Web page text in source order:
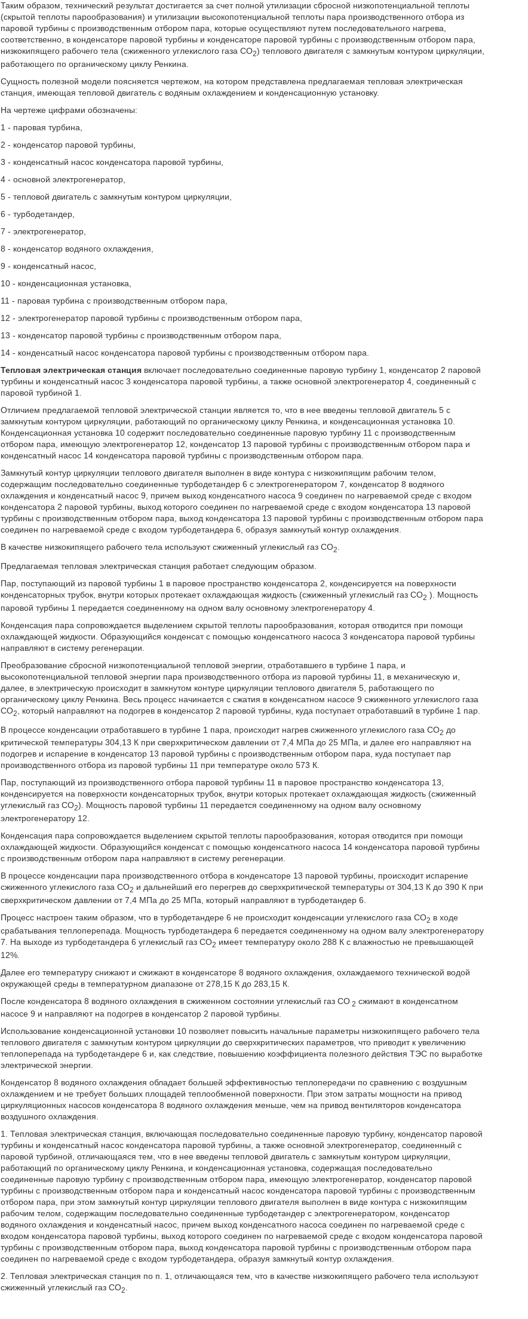
Таким образом, технический результат достигается за счет полной утилизации сбросной низкопотенциальной теплоты
(скрытой теплоты парообразования) и утилизации высокопотенциальной теплоты пара производственного отбора из
паровой турбины с производственным отбором пара, которые осуществляют путем последовательного нагрева,
соответственно, в конденсаторе паровой турбины и конденсаторе паровой турбины с производственным отбором пара,
низкокипящего рабочего тела (сжиженного углекислого газа CO2) теплового двигателя с замкнутым контуром циркуляции,
работающего по органическому циклу Ренкина.
Сущность полезной модели поясняется чертежом, на котором представлена предлагаемая тепловая электрическая
станция, имеющая тепловой двигатель с водяным охлаждением и конденсационную установку.
На чертеже цифрами обозначены:
1 - паровая турбина,
2 - конденсатор паровой турбины,
3 - конденсатный насос конденсатора паровой турбины,
4 - основной электрогенератор,
5 - тепловой двигатель с замкнутым контуром циркуляции,
6 - турбодетандер,
7 - электрогенератор,
8 - конденсатор водяного охлаждения,
9 - конденсатный насос,
10 - конденсационная установка,
11 - паровая турбина с производственным отбором пара,
12 - электрогенератор паровой турбины с производственным отбором пара,
13 - конденсатор паровой турбины с производственным отбором пара,
14 - конденсатный насос конденсатора паровой турбины с производственным отбором пара.
Тепловая электрическая станциявключает последовательно соединенные паровую турбину 1, конденсатор 2 паровой
турбины и конденсатный насос 3 конденсатора паровой турбины, а также основной электрогенератор 4, соединенный с
паровой турбиной 1.
Отличием предлагаемой тепловой электрической станции является то, что в нее введены тепловой двигатель 5 с
замкнутым контуром циркуляции, работающий по органическому циклу Ренкина, и конденсационная установка 10.
Конденсационная установка 10 содержит последовательно соединенные паровую турбину 11 с производственным
отбором пара, имеющую электрогенератор 12, конденсатор 13 паровой турбины с производственным отбором пара и
конденсатный насос 14 конденсатора паровой турбины с производственным отбором пара.
Замкнутый контур циркуляции теплового двигателя выполнен в виде контура с низкокипящим рабочим телом,
содержащим последовательно соединенные турбодетандер 6 с электрогенератором 7, конденсатор 8 водяного
охлаждения и конденсатный насос 9, причем выход конденсатного насоса 9 соединен по нагреваемой среде с входом
конденсатора 2 паровой турбины, выход которого соединен по нагреваемой среде с входом конденсатора 13 паровой
турбины с производственным отбором пара, выход конденсатора 13 паровой турбины с производственным отбором пара
соединен по нагреваемой среде с входом турбодетандера 6, образуя замкнутый контур охлаждения.
В качестве низкокипящего рабочего тела используют сжиженный углекислый газ CO2
Предлагаемая тепловая электрическая станция работает следующим образом.
Пар, поступающий из паровой турбины 1 в паровое пространство конденсатора 2, конденсируется на поверхности
конденсаторных трубок, внутри которых протекает охлаждающая жидкость (сжиженный углекислый газ CO2 ). Мощность
паровой турбины 1 передается соединенному на одном валу основному электрогенератору 4.
Конденсация пара сопровождается выделением скрытой теплоты парообразования, которая отводится при помощи
охлаждающей жидкости. Образующийся конденсат с помощью конденсатного насоса 3 конденсатора паровой турбины
направляют в систему регенерации.
Преобразование сбросной низкопотенциальной тепловой энергии, отработавшего в турбине 1 пара, и
высокопотенциальной тепловой энергии пара производственного отбора из паровой турбины 11, в механическую и,
далее, в электрическую происходит в замкнутом контуре циркуляции теплового двигателя 5, работающего по
органическому циклу Ренкина. Весь процесс начинается с сжатия в конденсатном насосе 9 сжиженного углекислого газа
CO2
, который направляют на подогрев в конденсатор 2 паровой турбины, куда поступает отработавший в турбине 1 пар.
В процессе конденсации отработавшего в турбине 1 пара, происходит нагрев сжиженного углекислого газа CO2 до
критической температуры 304,13 К при сверхкритическом давлении от 7,4 МПа до 25 МПа, и далее его направляют на
подогрев и испарение в конденсатор 13 паровой турбины с производственным отбором пара, куда поступает пар
производственного отбора из паровой турбины 11 при температуре около 573 К.
Пар, поступающий из производственного отбора паровой турбины 11 в паровое пространство конденсатора 13,
конденсируется на поверхности конденсаторных трубок, внутри которых протекает охлаждающая жидкость (сжиженный
углекислый газ CO2). Мощность паровой турбины 11 передается соединенному на одном валу основному
электрогенератору 12.
Конденсация пара сопровождается выделением скрытой теплоты парообразования, которая отводится при помощи
охлаждающей жидкости. Образующийся конденсат с помощью конденсатного насоса 14 конденсатора паровой турбины
с производственным отбором пара направляют в систему регенерации.
В процессе конденсации пара производственного отбора в конденсаторе 13 паровой турбины, происходит испарение
сжиженного углекислого газа CO2 и дальнейший его перегрев до сверхкритической температуры от 304,13 К до 390 К при
сверхкритическом давлении от 7,4 МПа до 25 МПа, который направляют в турбодетандер 6.
Процесс настроен таким образом, что в турбодетандере 6 не происходит конденсации углекислого газа CO2 в ходе
срабатывания теплоперепада. Мощность турбодетандера 6 передается соединенному на одном валу электрогенератору
7. На выходе из турбодетандера 6 углекислый газ CO2 имеет температуру около 288 К с влажностью не превышающей
12%.
Далее его температуру снижают и сжижают в конденсаторе 8 водяного охлаждения, охлаждаемого технической водой
окружающей среды в температурном диапазоне от 278,15 К до 283,15 К.
После конденсатора 8 водяного охлаждения в сжиженном состоянии углекислый газ CO2 сжимают в конденсатном
насосе 9 и направляют на подогрев в конденсатор 2 паровой турбины.
Использование конденсационной установки 10 позволяет повысить начальные параметры низкокипящего рабочего тела
теплового двигателя с замкнутым контуром циркуляции до сверхкритических параметров, что приводит к увеличению
теплоперепада на турбодетандере 6 и, как следствие, повышению коэффициента полезного действия ТЭС по выработке
электрической энергии.
Конденсатор 8 водяного охлаждения обладает большей эффективностью теплопередачи по сравнению с воздушным
охлаждением и не требует больших площадей теплообменной поверхности. При этом затраты мощности на привод
циркуляционных насосов конденсатора 8 водяного охлаждения меньше, чем на привод вентиляторов конденсатора
воздушного охлаждения.
1. Тепловая электрическая станция, включающая последовательно соединенные паровую турбину, конденсатор паровой
турбины и конденсатный насос конденсатора паровой турбины, а также основной электрогенератор, соединенный с
паровой турбиной, отличающаяся тем, что в нее введены тепловой двигатель с замкнутым контуром циркуляции,
работающий по органическому циклу Ренкина, и конденсационная установка, содержащая последовательно
соединенные паровую турбину с производственным отбором пара, имеющую электрогенератор, конденсатор паровой
турбины с производственным отбором пара и конденсатный насос конденсатора паровой турбины с производственным
отбором пара, при этом замкнутый контур циркуляции теплового двигателя выполнен в виде контура с низкокипящим
рабочим телом, содержащим последовательно соединенные турбодетандер с электрогенератором, конденсатор
водяного охлаждения и конденсатный насос, причем выход конденсатного насоса соединен по нагреваемой среде с
входом конденсатора паровой турбины, выход которого соединен по нагреваемой среде с входом конденсатора паровой
турбины с производственным отбором пара, выход конденсатора паровой турбины с производственным отбором пара
соединен по нагреваемой среде с входом турбодетандера, образуя замкнутый контур охлаждения.
2. Тепловая электрическая станция по п. 1, отличающаяся тем, что в качестве низкокипящего рабочего тела используют
сжиженный углекислый газ CO2.